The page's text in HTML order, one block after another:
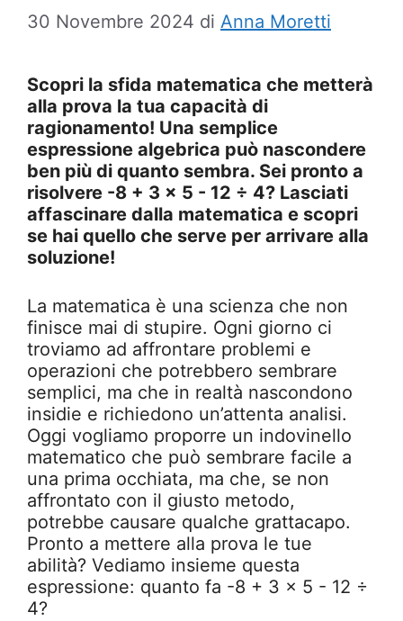
30 Novembre 2024 di Anna Moretti
Scopri la sfida matematica che metterà
alla prova la tua capacità di
ragionamento! Una semplice
espressione algebrica può nascondere
ben più di quanto sembra. Sei pronto a
risolvere -8 + 3 x 5 - 12 ÷ 4? Lasciati
affascinare dalla matematica e scopri
se hai quello che serve per arrivare alla
soluzione!
La matematica è una scienza che non
finisce mai di stupire. Ogni giorno ci
troviamo ad affrontare problemi e
operazioni che potrebbero sembrare
semplici, ma che in realtà nascondono
insidie e richiedono un’attenta analisi.
Oggi vogliamo proporre un indovinello
matematico che può sembrare facile a
una prima occhiata, ma che, se non
affrontato con il giusto metodo,
potrebbe causare qualche grattacapo.
Pronto a mettere alla prova le tue
abilità? Vediamo insieme questa
espressione: quanto fa -8 + 3 x 5 - 12 ÷
4?